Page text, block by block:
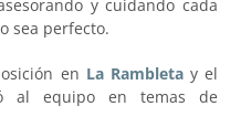
y cuidando cada
sea perfecto.
en La Rambletay el
al equipo en temas de